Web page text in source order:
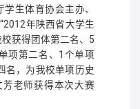
生体育协会主办、
年陕西省大学生
获得团体第二名、5
项第二名、1个单项
名，为我校单项历史
老师获得本次大赛